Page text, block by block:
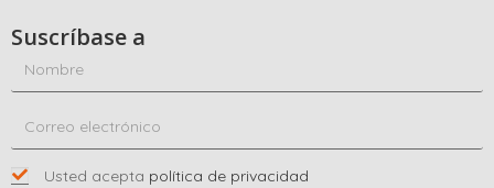
Suscríbase a
Usted acepta política de privacidad